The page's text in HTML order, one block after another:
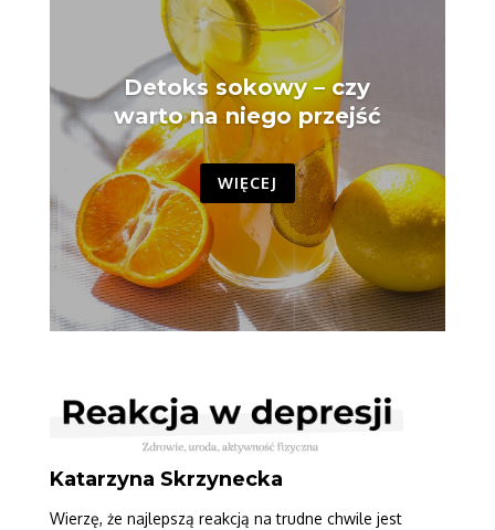
Detoks sokowy – czy
warto na niego przejść
WIĘCEJ
Katarzyna Skrzynecka
Wierzę, że najlepszą reakcją na trudne chwile jest